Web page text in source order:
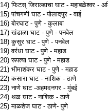
14) फिटस् जिराल्डाचा घाट - महाबळेश्वर -
15) पांचगणी घाट - पोलादपुर - वाई
16) बोरघाट - पुणे - कुलाबा
17) खंडाळा घाट - पुणे - पनवेल
18) कुसुर घाट - पुणे - पनवेल
19) वरंधा घाट - पुणे - महाड
20) रूपत्या घाट - पुणे - महाड
21) भीमाशंकर घाट - पुणे - महाड
22) कसारा घाट - नाशिक - ठाणे
23) नाणे घाट -अहमदनगर - मुंबई
24) थळ घाट - नाशिक - ठाणे
25) माळशेज घाट - ठाणे- पुणे